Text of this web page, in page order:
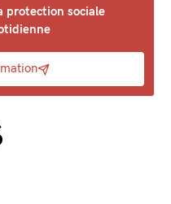
protection sociale